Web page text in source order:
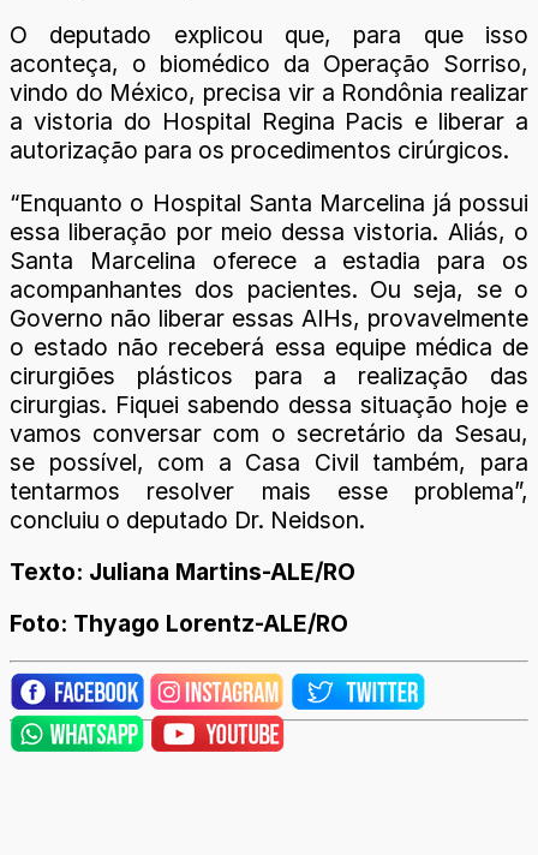
O deputado explicou que, para que isso
aconteça, o biomédico da Operação Sorriso,
vindo do México, precisa vir a Rondônia realizar
a vistoria do Hospital Regina Pacis e liberar a
autorização para os procedimentos cirúrgicos.
“Enquanto o Hospital Santa Marcelina já possui
essa liberação por meio dessa vistoria. Aliás, o
Santa Marcelina oferece a estadia para os
acompanhantes dos pacientes. Ou seja, se o
Governo não liberar essas AIHs, provavelmente
o estado não receberá essa equipe médica de
cirurgiões plásticos para a realização das
cirurgias. Fiquei sabendo dessa situação hoje e
vamos conversar com o secretário da Sesau,
se possível, com a Casa Civil também, para
tentarmos resolver mais esse problema”,
concluiu o deputado Dr. Neidson.
Texto: Juliana Martins-ALE/RO
Foto: Thyago Lorentz-ALE/RO